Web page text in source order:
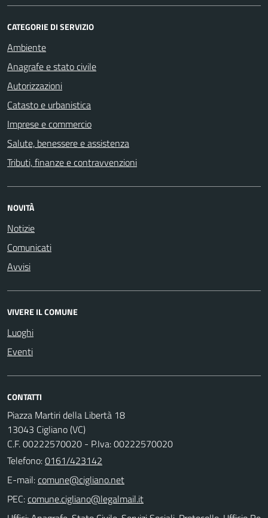
CATEGORIE DI SERVIZIO
Ambiente
Anagrafe e stato civile
Autorizzazioni
Catasto e urbanistica
Imprese e commercio
Salute, benessere e assistenza
Tributi, finanze e contravvenzioni
NOVITÀ
Notizie
Comunicati
Avvisi
VIVERE IL COMUNE
Luoghi
Eventi
CONTATTI
Piazza Martiri della Libertà 18
13043 Cigliano (VC)
C.F. 00222570020 - P.Iva: 00222570020
Telefono:0161/423142
E-mail:
PEC: